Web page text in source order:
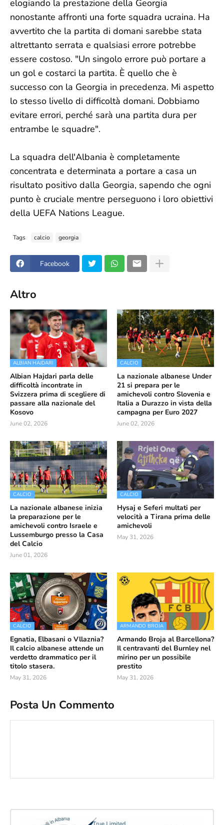
elogiando la prestazione della Georgia
nonostante affronti una forte squadra ucraina. Ha
avvertito che la partita di domani sarebbe stata
altrettanto serrata e qualsiasi errore potrebbe
essere costoso. "Un singolo errore può portare a
un gol e costarci la partita. È quello che è
successo con la Georgia in precedenza. Mi aspetto
lo stesso livello di difficoltà domani. Dobbiamo
evitare errori, perché sarà una partita dura per
entrambe le squadre".
La squadra dell'Albania è completamente
concentrata e determinata a portare a casa un
risultato positivo dalla Georgia, sapendo che ogni
punto è cruciale mentre perseguono i loro obiettivi
della UEFA Nations League.
Tags calcio georgia
Facebook
Altro
ALBIAN HAJDARI
Albian Hajdari parla delle
difficoltà incontrate in
Svizzera prima di scegliere di
passare alla nazionale del
Kosovo
June 02, 2026
CALCIO
La nazionale albanese Under
21 si prepara per le
amichevoli contro Slovenia e
Italia a Durazzo in vista della
campagna per Euro 2027
June 02, 2026
CALCIO
La nazionale albanese inizia
la preparazione per le
amichevoli contro Israele e
Lussemburgo presso la Casa
del Calcio
June 01, 2026
CALCIO
Hysaj e Seferi multati per
velocità a Tirana prima delle
amichevoli
May 31, 2026
CALCIO
Egnatia, Elbasani o Vllaznia?
Il calcio albanese attende un
verdetto drammatico per il
titolo stasera.
May 31, 2026
ARMANDO BROJA
Armando Broja al Barcellona?
Il centravanti del Burnley nel
mirino per un possibile
prestito
May 31, 2026
Posta Un Commento